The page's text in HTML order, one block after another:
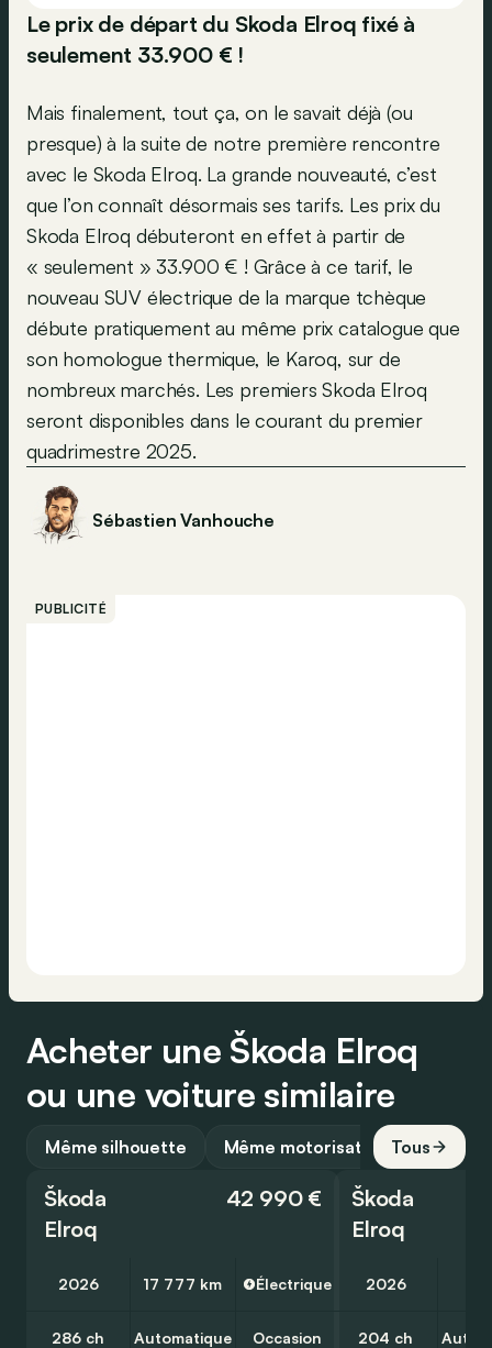
Le prix de départ du Skoda Elroq fixé à
seulement 33.900 € !
Mais finalement, tout ça, on le savait déjà (ou
presque) à la suite de notre première rencontre
avec le Skoda Elroq. La grande nouveauté, c’est
que l’on connaît désormais ses tarifs. Les prix du
Skoda Elroq débuteront en effet à partir de
« seulement » 33.900 € ! Grâce à ce tarif, le
nouveau SUV électrique de la marque tchèque
débute pratiquement au même prix catalogue que
son homologue thermique, le Karoq, sur de
nombreux marchés. Les premiers Skoda Elroq
seront disponibles dans le courant du premier
quadrimestre 2025.
Sébastien Vanhouche
PUBLICITÉ
Acheter une Škoda Elroq
ou une voiture similaire
Même silhouette Même motorisation Tous
Škoda
Elroq
42 990 €
2026 17 777 km Électrique
286 ch Automatique Occasion
Škoda
Elroq
2026
204 ch